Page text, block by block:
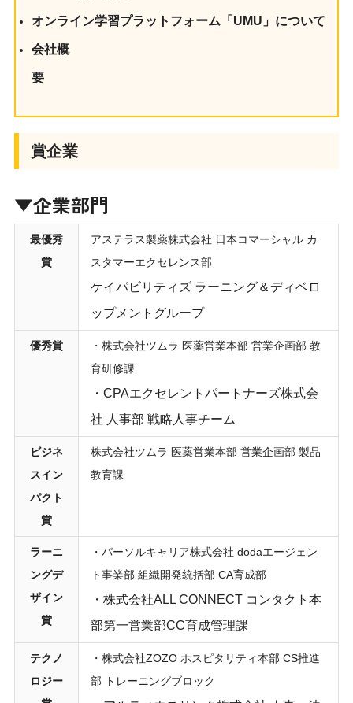
オンライン学習プラットフォーム「UMU」について
会社概
賞企業
▼企業部門
最優秀
賞
アステラス製薬株式会社 日本コマーシャル カ
スタマーエクセレンス部
ケイパビリティズ ラーニング＆ディベロ
ップメントグループ
優秀賞
・株式会社ツムラ 医薬営業本部 営業企画部 教
育研修課
・CPAエクセレントパートナーズ株式会
社 人事部 戦略人事チーム
ビジネ
スイン
パクト
賞
株式会社ツムラ 医薬営業本部 営業企画部 製品
教育課
ラーニ
ングデ
ザイン
賞
・パーソルキャリア株式会社 dodaエージェン
ト事業部 組織開発統括部 CA育成部
・株式会社ALL CONNECT コンタクト本
部第一営業部CC育成管理課
テクノ
ロジー
・株式会社ZOZO ホスピタリティ本部 CS推進
部 トレーニングブロック